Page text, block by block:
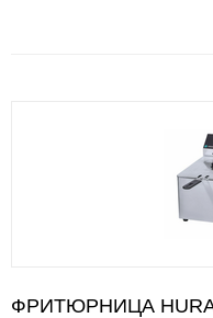
ФРИТЮРНИЦА